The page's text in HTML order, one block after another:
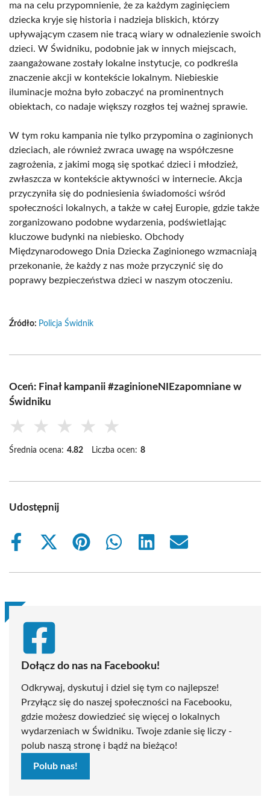
ma na celu przypomnienie, że za każdym zaginięciem
dziecka kryje się historia i nadzieja bliskich, którzy
upływającym czasem nie tracą wiary w odnalezienie swoich
dzieci. W Świdniku, podobnie jak w innych miejscach,
zaangażowane zostały lokalne instytucje, co podkreśla
znaczenie akcji w kontekście lokalnym. Niebieskie
iluminacje można było zobaczyć na prominentnych
obiektach, co nadaje większy rozgłos tej ważnej sprawie.
W tym roku kampania nie tylko przypomina o zaginionych
dzieciach, ale również zwraca uwagę na współczesne
zagrożenia, z jakimi mogą się spotkać dzieci i młodzież,
zwłaszcza w kontekście aktywności w internecie. Akcja
przyczyniła się do podniesienia świadomości wśród
społeczności lokalnych, a także w całej Europie, gdzie także
zorganizowano podobne wydarzenia, podświetlając
kluczowe budynki na niebiesko. Obchody
Międzynarodowego Dnia Dziecka Zaginionego wzmacniają
przekonanie, że każdy z nas może przyczynić się do
poprawy bezpieczeństwa dzieci w naszym otoczeniu.
Źródło: Policja Świdnik
Oceń: Finał kampanii #zaginioneNIEzapomniane w
Świdniku
★ ★ ★ ★ ★
Średnia ocena: 4.82 Liczba ocen: 8
Udostępnij
Share
Share
(Twitter)
Share
Share
Share
Share
Dołącz do nas na Facebooku!
Odkrywaj, dyskutuj i dziel się tym co najlepsze!
Przyłącz się do naszej społeczności na Facebooku,
gdzie możesz dowiedzieć się więcej o lokalnych
wydarzeniach w Świdniku. Twoje zdanie się liczy -
polub naszą stronę i bądź na bieżąco!
Polub nas!